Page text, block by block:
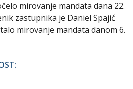
mirovanje mandata dana 22.
zastupnika je Daniel Spajić
mirovanje mandata danom 6.